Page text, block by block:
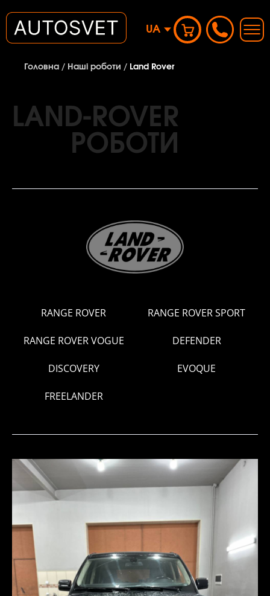
UA
Головна / Наші роботи / Land Rover
LAND-ROVER
РОБОТИ
RANGE ROVER RANGE ROVER SPORT
RANGE ROVER VOGUE DEFENDER
DISCOVERY EVOQUE
FREELANDER